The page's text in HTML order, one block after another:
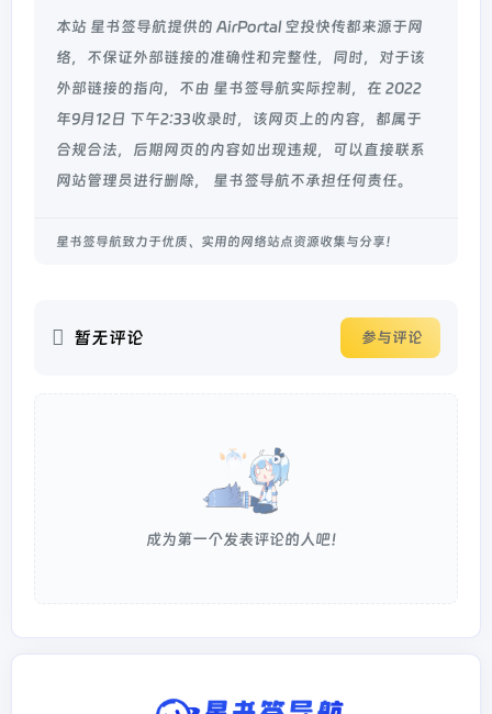
本站 星书签导航提供的 AirPortal 空投快传都来源于网
络，不保证外部链接的准确性和完整性，同时，对于该
外部链接的指向，不由 星书签导航实际控制，在 2022
年9月12日 下午2:33收录时，该网页上的内容，都属于
合规合法，后期网页的内容如出现违规，可以直接联系
网站管理员进行删除， 星书签导航不承担任何责任。
星书签导航致力于优质、实用的网络站点资源收集与分享！
暂无评论 参与评论
成为第一个发表评论的人吧！